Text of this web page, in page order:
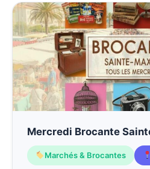
Mercredi Brocante
Marchés & Brocantes